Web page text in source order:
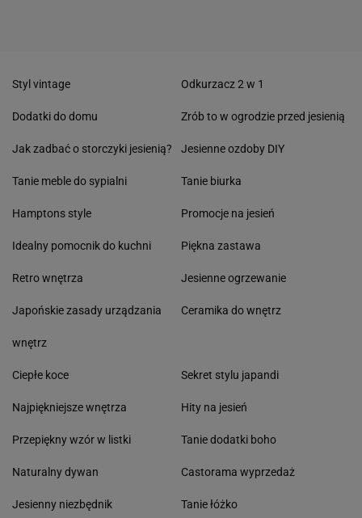
Styl vintage
Dodatki do domu
Jak zadbać o storczyki jesienią?
Tanie meble do sypialni
Hamptons style
Idealny pomocnik do kuchni
Retro wnętrza
Japońskie zasady urządzania
wnętrz
Odkurzacz 2 w 1
Zrób to w ogrodzie przed jesienią
Jesienne ozdoby DIY
Tanie biurka
Promocje na jesień
Piękna zastawa
Jesienne ogrzewanie
Ceramika do wnętrz
Ciepłe koce
Najpiękniejsze wnętrza
Przepiękny wzór w listki
Naturalny dywan
Jesienny niezbędnik
Sekret stylu japandi
Hity na jesień
Tanie dodatki boho
Castorama wyprzedaż
Tanie łóżko